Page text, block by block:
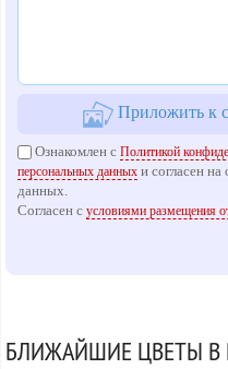
Приложить к
Ознакомлен сПолитикой
персональных данных и согласен
данных.
Согласен сусловиями размещения
БЛИЖАЙШИЕ ЦВЕТЫ В